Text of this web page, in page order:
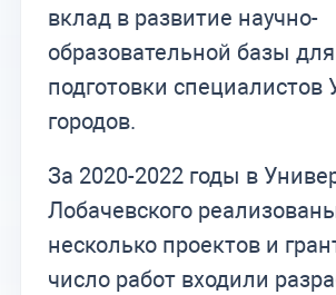
вклад в развитие научно-
образовательной базы для
подготовки
городов.
За 2020-2022 годы в
Лобачевского
несколько проектов и
число работ входили